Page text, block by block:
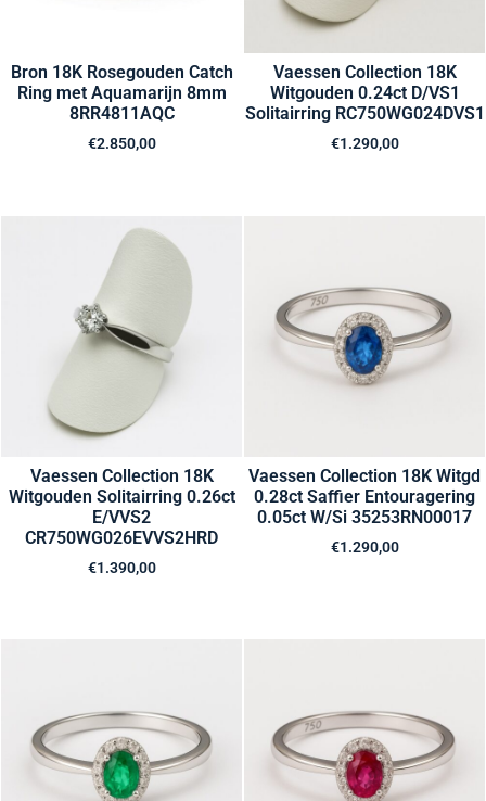
Bron 18K Rosegouden Catch
Ring met Aquamarijn 8mm
8RR4811AQC
€2.850,00
Vaessen Collection 18K
Witgouden 0.24ct D/VS1
Solitairring RC750WG024DVS1
€1.290,00
Vaessen Collection 18K
Witgouden Solitairring 0.26ct
E/VVS2
CR750WG026EVVS2HRD
€1.390,00
Vaessen Collection 18K Witgd
0.28ct Saffier Entouragering
0.05ct W/Si 35253RN00017
€1.290,00